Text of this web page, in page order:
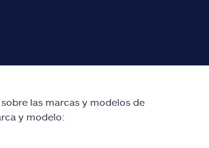
las marcas y modelos de
y modelo: